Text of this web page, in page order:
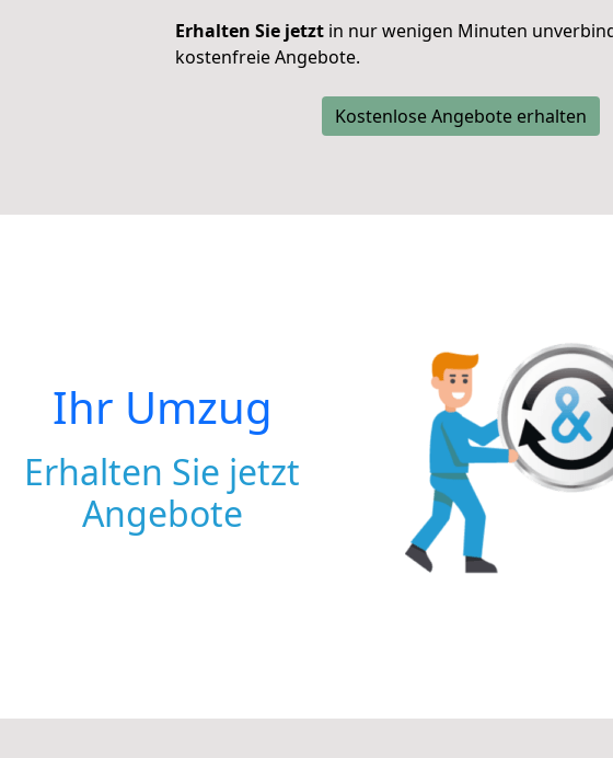
Erhalten Sie jetzt in nur wenigen Minuten
kostenfreie Angebote.
Kostenlose Angebote erhalten
Ihr Umzug
Erhalten Sie jetzt
Angebote